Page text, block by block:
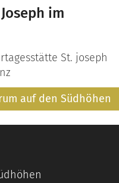
im
St. joseph
auf den Südhöhen